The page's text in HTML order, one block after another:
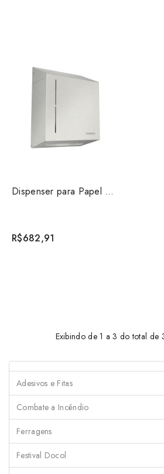
Dispenser para Papel Toalha Aço Inox com Acabamento Ac...
R$682,91
Exibindo de 1 a 3 do total de
Adesivos e Fitas
Combate a Incêndio
Ferragens
Festival Docol